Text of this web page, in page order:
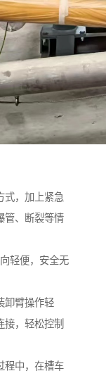
式，加上紧急
管、断裂等情
轻便，安全无
卸臂操作轻
接，轻松控制
程中，在槽车